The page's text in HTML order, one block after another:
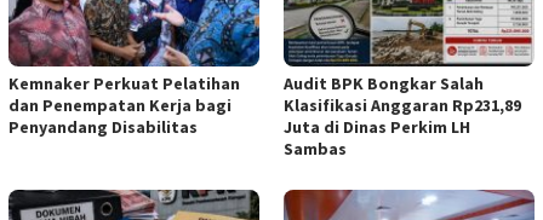
Kemnaker Perkuat Pelatihan
dan Penempatan Kerja bagi
Penyandang Disabilitas
Audit BPK Bongkar Salah
Klasifikasi Anggaran Rp231,89
Juta di Dinas Perkim LH
Sambas